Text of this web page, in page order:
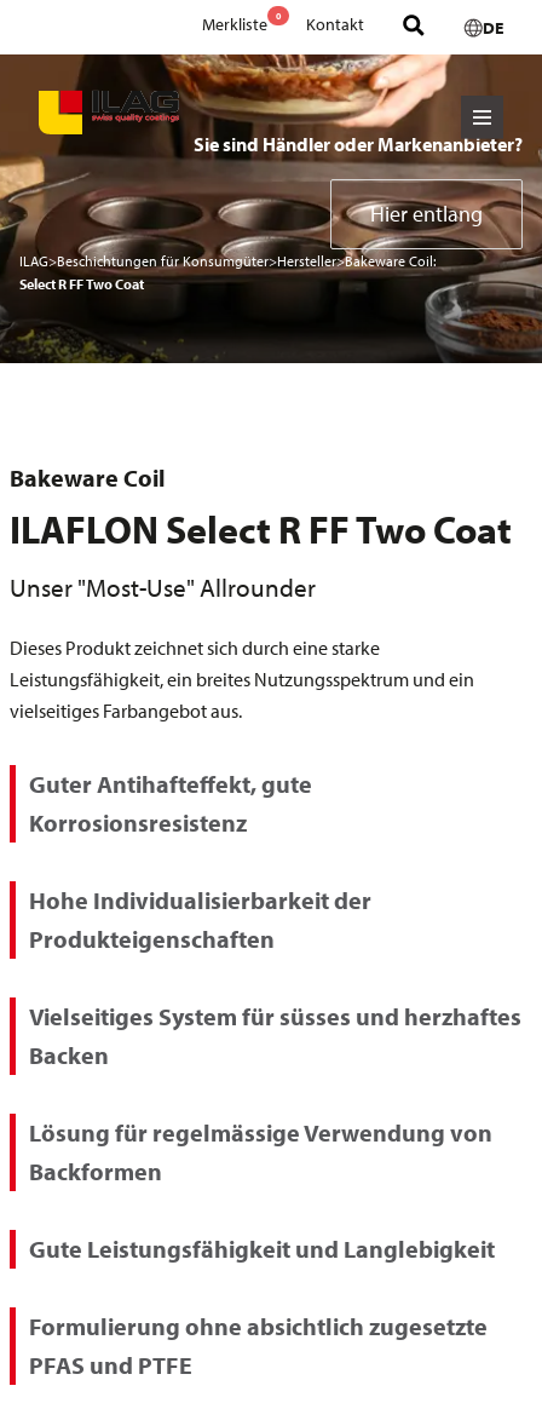
Merkliste 0 Kontakt DE
Sie sind Händler oder Markenanbieter?
Hier entlang
ILAG>Beschichtungen für Konsumgüter>Hersteller>Bakeware Coil:
Select R FF Two Coat
Bakeware Coil
ILAFLON Select R FF Two Coat
Unser "Most-Use" Allrounder
Dieses Produkt zeichnet sich durch eine starke
Leistungsfähigkeit, ein breites Nutzungsspektrum und ein
vielseitiges Farbangebot aus.
Guter Antihafteffekt, gute
Korrosionsresistenz
Hohe Individualisierbarkeit der
Produkteigenschaften
Vielseitiges System für süsses und herzhaftes
Backen
Lösung für regelmässige Verwendung von
Backformen
Gute Leistungsfähigkeit und Langlebigkeit
Formulierung ohne absichtlich zugesetzte
PFAS und PTFE